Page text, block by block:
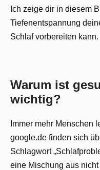
Ich zeige dir in diesem
Tiefenentspannung
Schlaf vorbereiten kann.
Warum ist
wichtig?
Immer mehr Menschen
google.de finden sich
Schlagwort
eine Mischung aus